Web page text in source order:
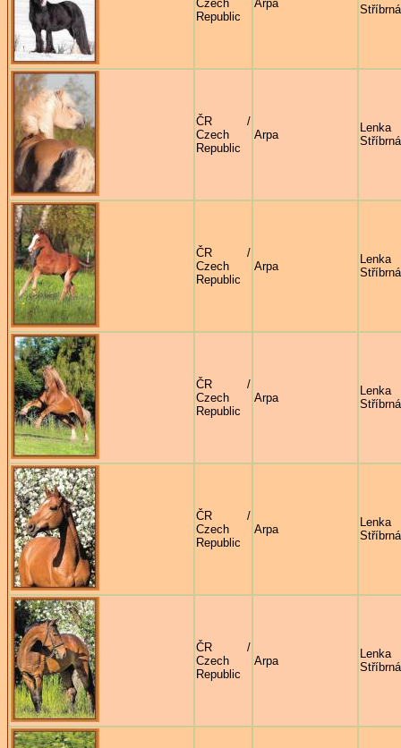
Czech
Republic
Arpa
Stříbrná
ČR /
Czech
Republic
Arpa
Lenka
Stříbrná
ČR /
Czech
Republic
Arpa
Lenka
Stříbrná
ČR /
Czech
Republic
Arpa
Lenka
Stříbrná
ČR /
Czech
Republic
Arpa
Lenka
Stříbrná
ČR /
Czech
Republic
Arpa
Lenka
Stříbrná